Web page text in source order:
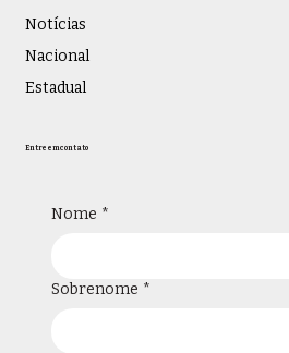
Entre em contato
Nome *
Sobrenome *
Notícias
Nacional
Estadual